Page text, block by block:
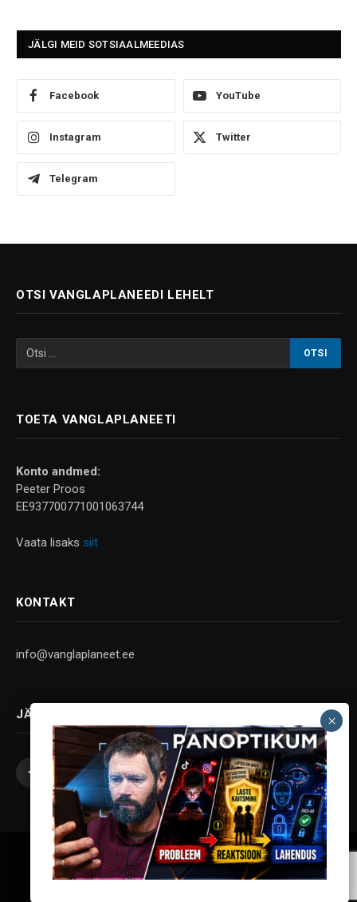
JÄLGI MEID SOTSIAALMEEDIAS
Facebook YouTube
Instagram Twitter
Telegram
OTSI VANGLAPLANEEDI LEHELT
TOETA VANGLAPLANEETI
Konto andmed:
Peeter Proos
EE937700771001063744
Vaata lisaks siit
KONTAKT
info@vanglaplaneet.ee
JÄLGI SOTSIAALMEEDIAS
Facebook
X
(Twitter)
InstagramYouTubeTelegram
Vanglaplaneet - Vastupanu Vaim